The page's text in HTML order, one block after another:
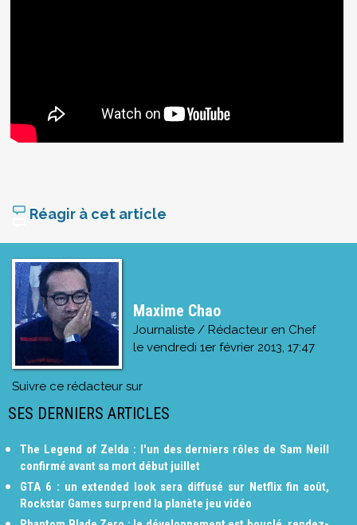
Réagir à cet article
Maxime Chao
Journaliste / Rédacteur en Chef
le vendredi 1er février 2013, 17:47
Suivre ce rédacteur sur
SES DERNIERS ARTICLES
The Legend of Zelda : l'un des derniers rôles de Sam Neill
confirmé avant sa mort début juillet
GTA 6 : un extended look sera diffusé sur Netflix fin août,
Rockstar Games surprend la planète jeu vidéo